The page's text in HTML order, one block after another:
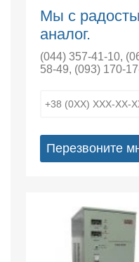
Мы с
аналог.
(044) 357-41-10,
58-49, (093) 170-
Перезвоните